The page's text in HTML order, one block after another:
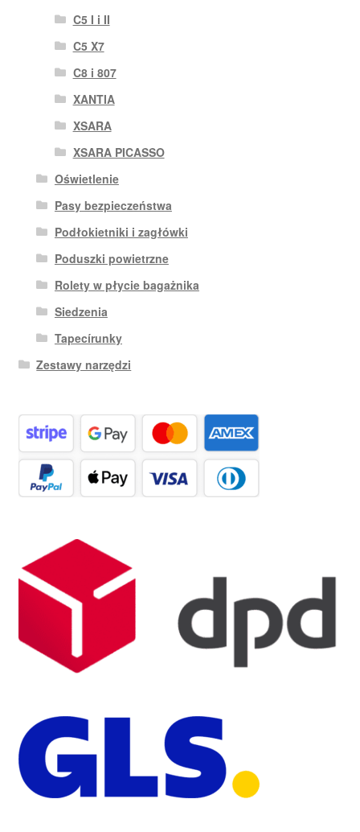
C5 I i II
C5 X7
C8 i 807
XANTIA
XSARA
XSARA PICASSO
Oświetlenie
Pasy bezpieczeństwa
Podłokietniki i zagłówki
Poduszki powietrzne
Rolety w płycie bagażnika
Siedzenia
Tapecírunky
Zestawy narzędzi